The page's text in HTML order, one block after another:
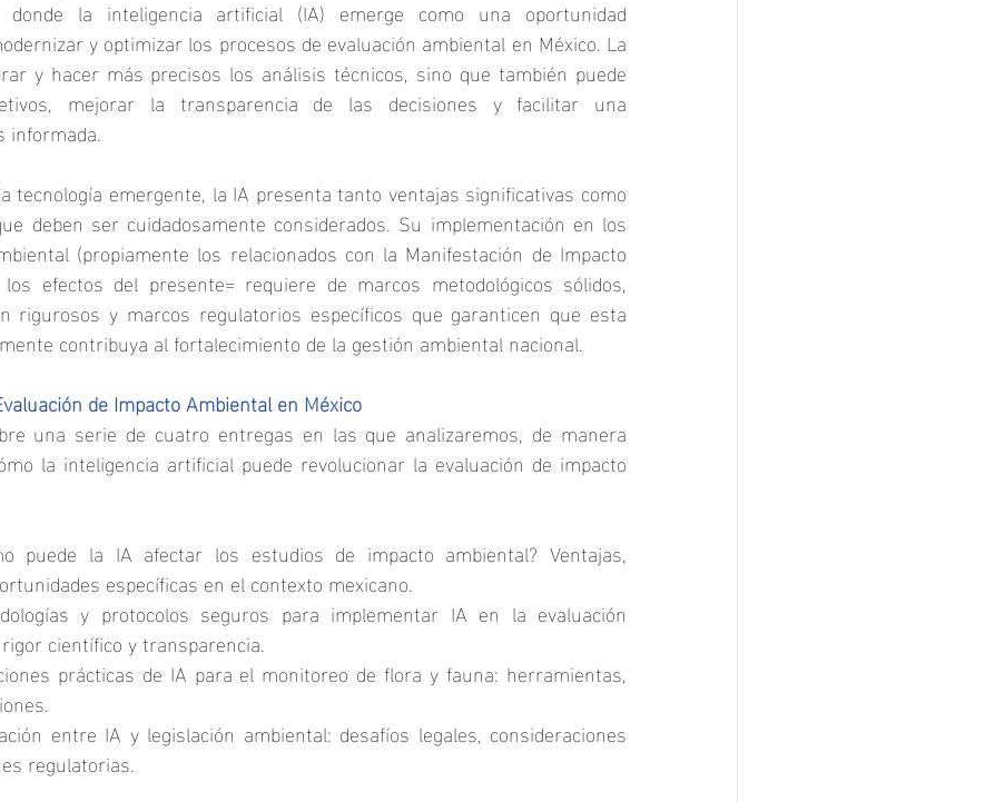
la inteligencia artificial (IA) emerge como una oportunidad
y optimizar los procesos de evaluación ambiental en México. La
y hacer más precisos los análisis técnicos, sino que también puede
mejorar la transparencia de las decisiones y facilitar una
informada.
tecnología emergente, la IA presenta tanto ventajas significativas como
deben ser cuidadosamente considerados. Su implementación en los
(propiamente los relacionados con la Manifestación de Impacto
efectos del presente= requiere de marcos metodológicos sólidos,
rigurosos y marcos regulatorios específicos que garanticen que esta
contribuya al fortalecimiento de la gestión ambiental nacional.
de Impacto Ambiental en México
una serie de cuatro entregas en las que analizaremos, de manera
la inteligencia artificial puede revolucionar la evaluación de impacto
puede la IA afectar los estudios de impacto ambiental? Ventajas,
específicas en el contexto mexicano.
y protocolos seguros para implementar IA en la evaluación
científico y transparencia.
prácticas de IA para el monitoreo de flora y fauna: herramientas,
entre IA y legislación ambiental: desafíos legales, consideraciones
regulatorias.